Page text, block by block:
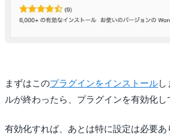
まずはこのプラグインをインストール
ルが終わったら、プラグインを有効化し
有効化すれば、あとは特に設定は必要